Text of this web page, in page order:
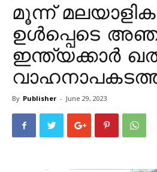
മൂന്ന്
ഉൾപ്പെടെ
ഇന്ത്യക്കാർ
By Publisher - June 29, 2023